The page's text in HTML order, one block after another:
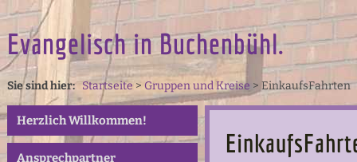
Evangelisch in Buchenbühl.
Sie sind hier:Startseite > Gruppen und Kreise > EinkaufsFahrten
Herzlich Willkommen!
Ansprechpartner